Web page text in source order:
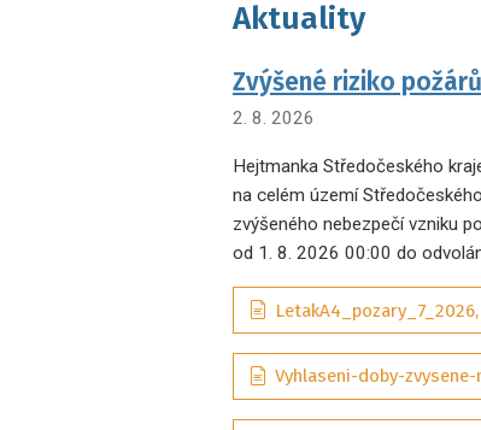
Aktuality
Zvýšené riziko požárů
2. 8. 2026
Hejtmanka Středočeského
na celém území
zvýšeného nebezpečí vzniku
od 1. 8. 2026 00:00 do